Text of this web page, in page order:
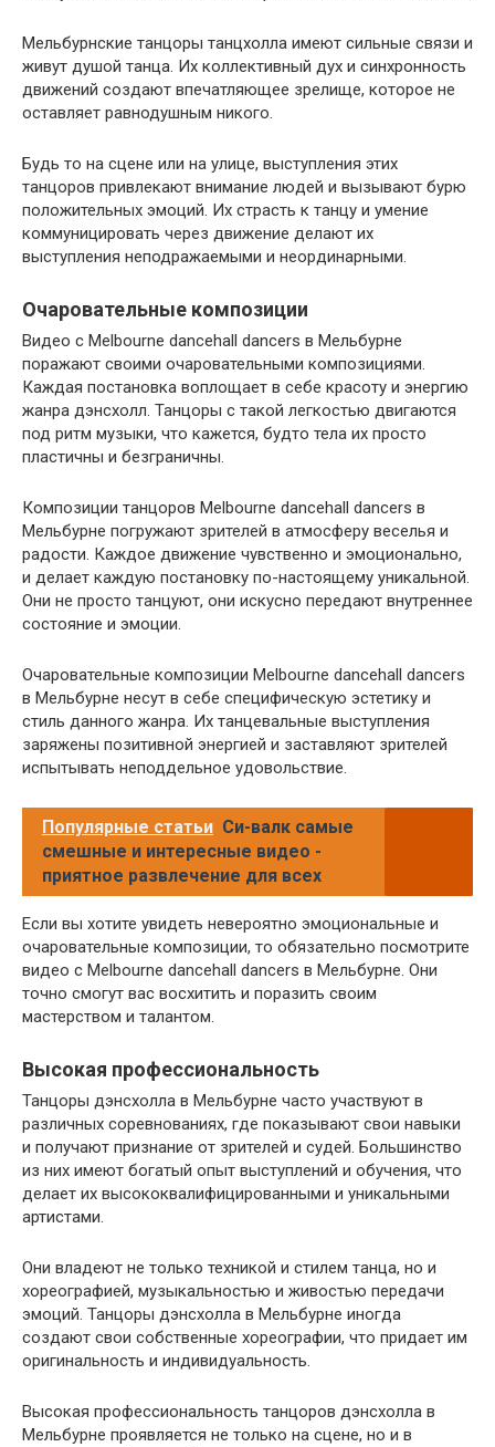
Мельбурнские танцоры танцхолла имеют сильные связи и
живут душой танца. Их коллективный дух и синхронность
движений создают впечатляющее зрелище, которое не
оставляет равнодушным никого.
Будь то на сцене или на улице, выступления этих
танцоров привлекают внимание людей и вызывают бурю
положительных эмоций. Их страсть к танцу и умение
коммуницировать через движение делают их
выступления неподражаемыми и неординарными.
Очаровательные композиции
Видео с Melbourne dancehall dancers в Мельбурне
поражают своими очаровательными композициями.
Каждая постановка воплощает в себе красоту и энергию
жанра дэнсхолл. Танцоры с такой легкостью двигаются
под ритм музыки, что кажется, будто тела их просто
пластичны и безграничны.
Композиции танцоров Melbourne dancehall dancers в
Мельбурне погружают зрителей в атмосферу веселья и
радости. Каждое движение чувственно и эмоционально,
и делает каждую постановку по-настоящему уникальной.
Они не просто танцуют, они искусно передают внутреннее
состояние и эмоции.
Очаровательные композиции Melbourne dancehall dancers
в Мельбурне несут в себе специфическую эстетику и
стиль данного жанра. Их танцевальные выступления
заряжены позитивной энергией и заставляют зрителей
испытывать неподдельное удовольствие.
Популярные статьи Си-валк самые
смешные и интересные видео -
приятное развлечение для всех
Если вы хотите увидеть невероятно эмоциональные и
очаровательные композиции, то обязательно посмотрите
видео с Melbourne dancehall dancers в Мельбурне. Они
точно смогут вас восхитить и поразить своим
мастерством и талантом.
Высокая профессиональность
Танцоры дэнсхолла в Мельбурне часто участвуют в
различных соревнованиях, где показывают свои навыки
и получают признание от зрителей и судей. Большинство
из них имеют богатый опыт выступлений и обучения, что
делает их высококвалифицированными и уникальными
артистами.
Они владеют не только техникой и стилем танца, но и
хореографией, музыкальностью и живостью передачи
эмоций. Танцоры дэнсхолла в Мельбурне иногда
создают свои собственные хореографии, что придает им
оригинальность и индивидуальность.
Высокая профессиональность танцоров дэнсхолла в
Мельбурне проявляется не только на сцене, но и в